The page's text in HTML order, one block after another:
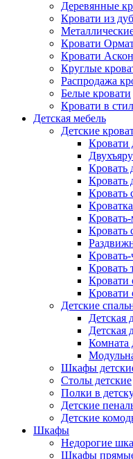
Деревянные
Кровати из
Кровати
Кровати
Круглые
Распродажа
Белые кровати
Кровати в
Детская мебель
Детские
Кровати
Кровать
Кровать
Кровать
Кровать
Кровать-
Кровать
Кровати
Кровати
Детские
Детская
Детская
Комната
Шкафы
Столы детские
Полки в
Детские
Детские
Шкафы
Недорогие
Шкафы